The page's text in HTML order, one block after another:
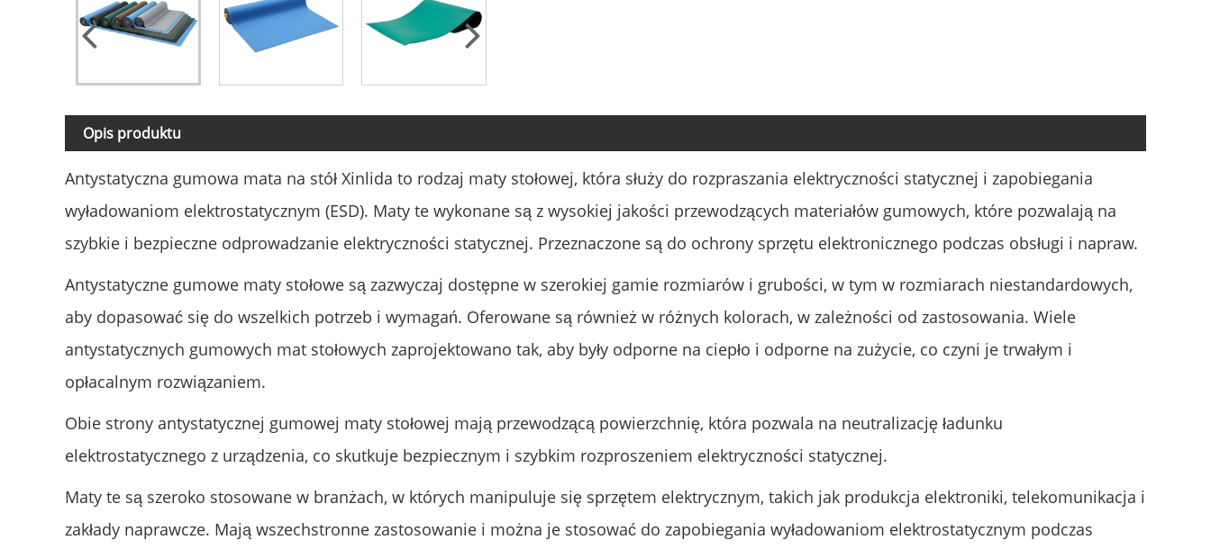
Opis produktu
Antystatyczna gumowa mata na stół Xinlida to rodzaj maty stołowej, która służy do rozpraszania elektryczności statycznej i zapobiegania
wyładowaniom elektrostatycznym (ESD). Maty te wykonane są z wysokiej jakości przewodzących materiałów gumowych, które pozwalają na
szybkie i bezpieczne odprowadzanie elektryczności statycznej. Przeznaczone są do ochrony sprzętu elektronicznego podczas obsługi i napraw.
Antystatyczne gumowe maty stołowe są zazwyczaj dostępne w szerokiej gamie rozmiarów i grubości, w tym w rozmiarach niestandardowych,
aby dopasować się do wszelkich potrzeb i wymagań. Oferowane są również w różnych kolorach, w zależności od zastosowania. Wiele
antystatycznych gumowych mat stołowych zaprojektowano tak, aby były odporne na ciepło i odporne na zużycie, co czyni je trwałym i
opłacalnym rozwiązaniem.
Obie strony antystatycznej gumowej maty stołowej mają przewodzącą powierzchnię, która pozwala na neutralizację ładunku
elektrostatycznego z urządzenia, co skutkuje bezpiecznym i szybkim rozproszeniem elektryczności statycznej.
Maty te są szeroko stosowane w branżach, w których manipuluje się sprzętem elektrycznym, takich jak produkcja elektroniki, telekomunikacja i
zakłady naprawcze. Mają wszechstronne zastosowanie i można je stosować do zapobiegania wyładowaniom elektrostatycznym podczas